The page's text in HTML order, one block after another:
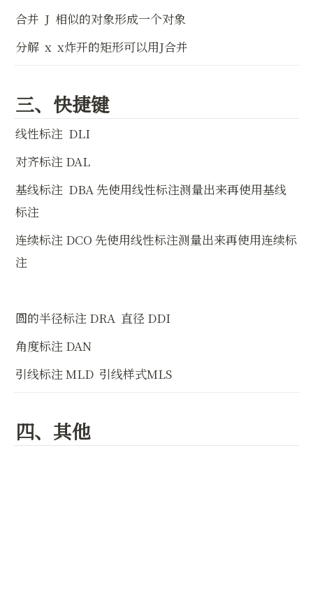
合并  J  相似的对象形成一个对象
分解  x  x炸开的矩形可以用J合并
三、快捷键
线性标注  DLI
对齐标注 DAL
基线标注  DBA 先使用线性标注测量出来再使用基线
标注
连续标注 DCO 先使用线性标注测量出来再使用连续标
注
圆的半径标注 DRA  直径 DDI
角度标注 DAN
引线标注 MLD  引线样式MLS
四、其他